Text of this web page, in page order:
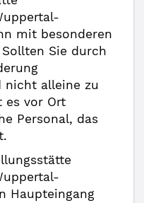
mit besonderen
Sie durch
nicht alleine zu
es vor Ort
Personal, das
Haupteingang